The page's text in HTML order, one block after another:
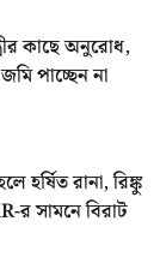
কাছে অনুরোধ,
পাচ্ছেন না
হর্ষিত রানা, রিঙ্কু
র সামনে বিরাট